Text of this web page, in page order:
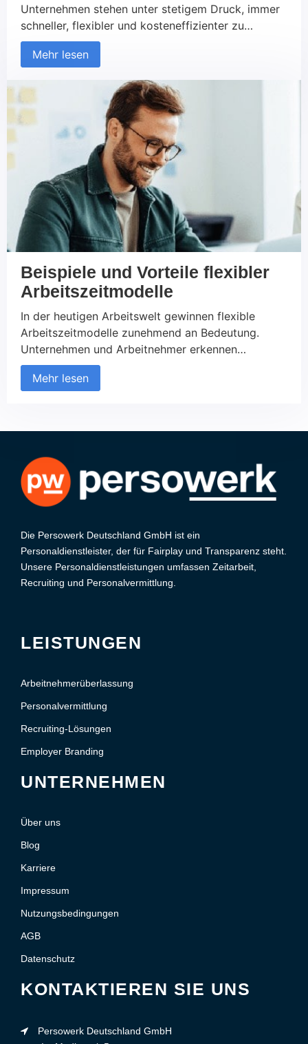
Unternehmen stehen unter stetigem Druck, immer
schneller, flexibler und kosteneffizienter zu
arbeiten. Ob in kleinen Werkstätten oder großen
Maschinenhallen, Produktionsbetriebe kämpfen oft
die Effizienz steigern, ohne die Qualität zu
gefährden? Wie können Personalengpässe schnell
überwunden werden? Die Antwort auf diese
Fragen liegt […]
Mehr lesen
Beispiele und Vorteile flexibler
Arbeitszeitmodelle
In der heutigen Arbeitswelt gewinnen flexible
Arbeitszeitmodelle zunehmend an Bedeutung.
Unternehmen und Arbeitnehmer erkennen
gleichermaßen die Vorteile von individuell
angepassten Arbeitszeiten, die nicht nur die Work-
diesem Beitrag werfen wir einen Blick auf
und beleuchten, wie diese sowohl für Arbeitgeber
als […]
Mehr lesen
Die Persowerk Deutschland GmbH ist ein
Personaldienstleister, der für Fairplay und Transparenz steht.
Unsere Personaldienstleistungen umfassen Zeitarbeit,
Recruiting und Personalvermittlung.
LEISTUNGEN
Arbeitnehmerüberlassung
Personalvermittlung
Recruiting-Lösungen
Employer Branding
UNTERNEHMEN
Über uns
Blog
Karriere
Impressum
Nutzungsbedingungen
AGB
Datenschutz
KONTAKTIEREN SIE UNS
Persowerk Deutschland GmbH